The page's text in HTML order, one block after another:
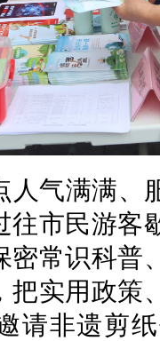
人气满满、
往市民游客
密常识科普
把实用政策
请非遗剪